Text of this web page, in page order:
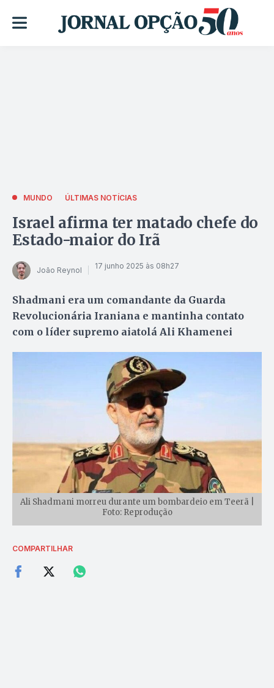
MUNDO ÚLTIMAS NOTÍCIAS
Israel afirma ter matado chefe do
Estado-maior do Irã
João Reynol 17 junho 2025 às 08h27
Shadmani era um comandante da Guarda
Revolucionária Iraniana e mantinha contato
com o líder supremo aiatolá Ali Khamenei
Ali Shadmani morreu durante um bombardeio em Teerã |
Foto: Reprodução
COMPARTILHAR